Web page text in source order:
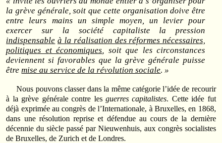
la grève générale, soit que cette organisation doive être
entre leurs mains un simple moyen, un levier pour
exercer sur la société capitaliste la pression
indispensable à la réalisation des réformes nécessaires,
politiques et économiques, soit que les circonstances
deviennent si favorables que la grève générale puisse
êtremise au service de la révolution sociale. »
Nous pouvons classer dans la même catégorie l’idée de recourir
à la grève générale contre les guerres capitalistes. Cette idée fut
déjà exprimée au congrès de l’Internationale, à Bruxelles, en 1868,
dans une résolution reprise et défendue au cours de la dernière
décennie du siècle passé par Nieuwenhuis, aux congrès socialistes
de Bruxelles, de Zurich et de Londres.